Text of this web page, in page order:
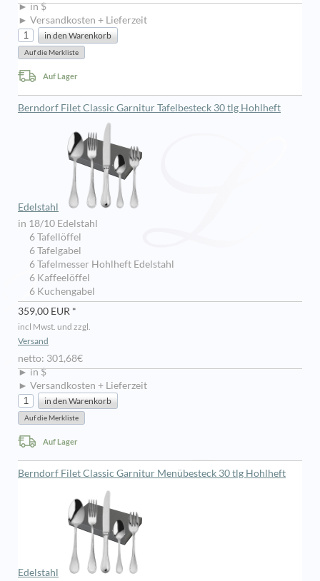
► in $
► Versandkosten + Lieferzeit
Auf Lager
Berndorf Filet Classic Garnitur Tafelbesteck 30 tlg Hohlheft
Edelstahl
in 18/10 Edelstahl
6 Tafellöffel
6 Tafelgabel
6 Tafelmesser Hohlheft Edelstahl
6 Kaffeelöffel
6 Kuchengabel
359,00 EUR *
incl Mwst. und zzgl.
Versand
netto: 301,68€
► in $
► Versandkosten + Lieferzeit
Auf Lager
Berndorf Filet Classic Garnitur Menübesteck 30 tlg Hohlheft
Edelstahl